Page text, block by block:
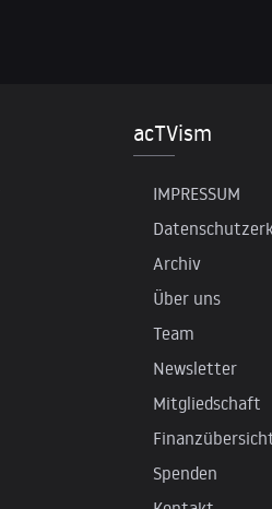
acTVism
IMPRESSUM
Archiv
Über uns
Team
Newsletter
Mitgliedschaft
Spenden